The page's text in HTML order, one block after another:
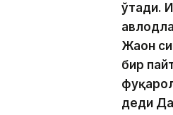
ўтади.
Жаҳон
бир
деди